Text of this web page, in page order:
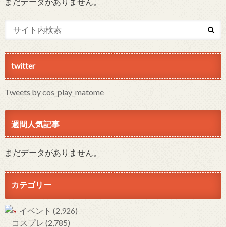
twitter
Tweets by cos_play_matome
週間人気記事
まだデータがありません。
カテゴリー
イベント (2,926)
コスプレ (2,785)